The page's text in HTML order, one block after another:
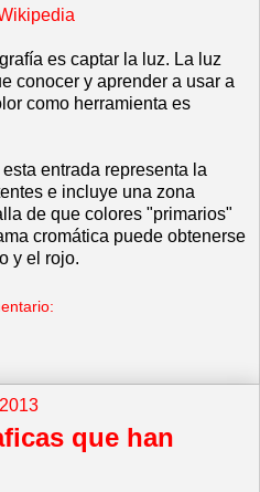
es captar la luz. La luz
conocer y aprender a usar a
como herramienta es
entrada representa la
e incluye una zona
de que colores "primarios"
cromática puede obtenerse
y el rojo.
que han